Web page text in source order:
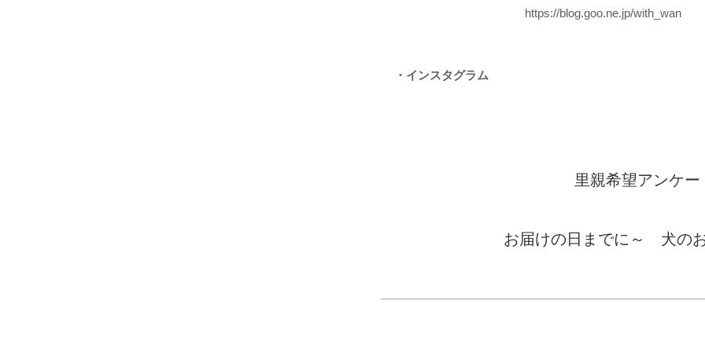
https://blog.goo.ne.jp/with_wan
・インスタグラム
里親希望アンケー
お届けの日までに～ 犬の